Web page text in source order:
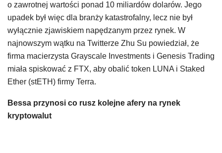
o zawrotnej wartości ponad 10 miliardów dolarów. Jego
upadek był więc dla branży katastrofalny, lecz nie był
wyłącznie zjawiskiem napędzanym przez rynek. W
najnowszym wątku na Twitterze Zhu Su powiedział, że
firma macierzysta Grayscale Investments i Genesis Trading
miała spiskować z FTX, aby obalić token LUNA i Staked
Ether (stETH) firmy Terra.
Bessa przynosi co rusz kolejne afery na rynek
kryptowalut